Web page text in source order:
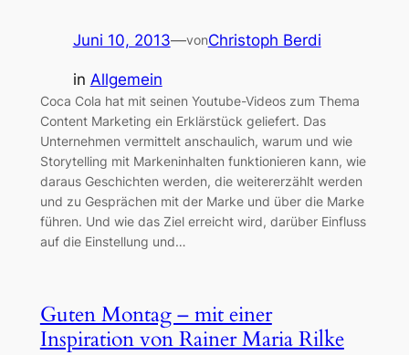
Juni 10, 2013—vonChristoph Berdi
in Allgemein
Coca Cola hat mit seinen Youtube-Videos zum Thema
Content Marketing ein Erklärstück geliefert. Das
Unternehmen vermittelt anschaulich, warum und wie
Storytelling mit Markeninhalten funktionieren kann, wie
daraus Geschichten werden, die weitererzählt werden
und zu Gesprächen mit der Marke und über die Marke
führen. Und wie das Ziel erreicht wird, darüber Einfluss
auf die Einstellung und…
Guten Montag – mit einer
Inspiration von Rainer Maria Rilke